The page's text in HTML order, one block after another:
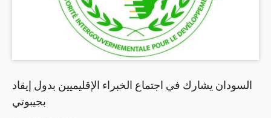
السودان يشارك في اجتماع الخبراء الإقليميين بدول إيقاد
بجيبوتي